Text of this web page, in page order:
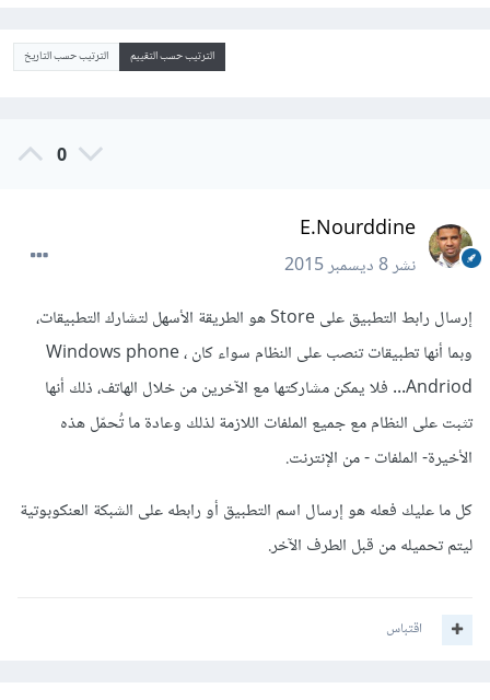
الترتيب حسب التقييم الترتيب حسب التاريخ
0
E.Nourddine
نشر8 ديسمبر 2015
إرسال رابط التطبيق على Store هو الطريقة الأسهل لتشارك التطبيقات،
وبما أنها تطبيقات تنصب على النظام سواء كان Windows phone ،
Andriod... فلا يمكن مشاركتها مع الآخرين من خلال الهاتف، ذلك أنها
تثبت على النظام مع جميع الملفات اللازمة لذلك وعادة ما تُحمّل هذه
الأخيرة- الملفات - من الإنترنت.
كل ما عليك فعله هو إرسال اسم التطبيق أو رابطه على الشبكة العنكوبوتية
ليتم تحميله من قبل الطرف الآخر.
اقتباس